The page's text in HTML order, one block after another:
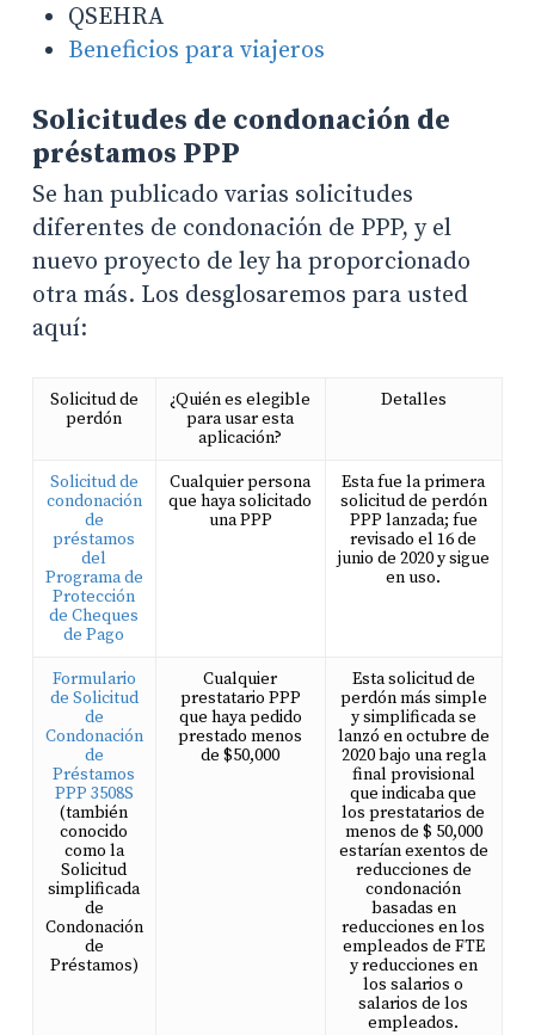
QSEHRA
Beneficios para viajeros
Solicitudes de condonación de
préstamos PPP
Se han publicado varias solicitudes
diferentes de condonación de PPP, y el
nuevo proyecto de ley ha proporcionado
otra más. Los desglosaremos para usted
aquí:
Solicitud de
perdón
¿Quién es elegible
para usar esta
aplicación?
Detalles
Solicitud de
condonación
de
préstamos
del
Programa de
Protección
de Cheques
de Pago
Cualquier persona
que haya solicitado
una PPP
Esta fue la primera
solicitud de perdón
PPP lanzada; fue
revisado el 16 de
junio de 2020 y sigue
en uso.
Formulario
de Solicitud
de
Condonación
de
Préstamos
PPP 3508S
(también
conocido
como la
Solicitud
simplificada
de
Condonación
de
Préstamos)
Cualquier
prestatario PPP
que haya pedido
prestado menos
de $50,000
Esta solicitud de
perdón más simple
y simplificada se
lanzó en octubre de
2020 bajo una regla
final provisional
que indicaba que
los prestatarios de
menos de $ 50,000
estarían exentos de
reducciones de
condonación
basadas en
reducciones en los
empleados de FTE
y reducciones en
los salarios o
salarios de los
empleados.